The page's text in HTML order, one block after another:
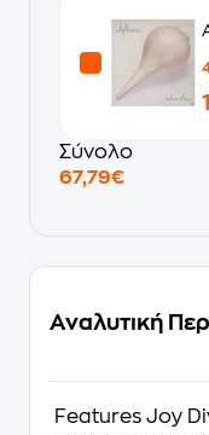
Σύνολο
67,79€
Αναλυτική
Features Joy